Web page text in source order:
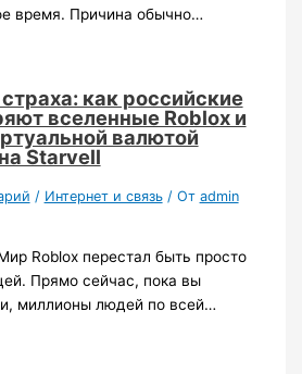
время. Причина обычно…
как российские
вселенные Roblox и
валютой
Starvell
/ Интернет и связь/ От admin
Roblox перестал быть просто
Прямо сейчас, пока вы
миллионы людей по всей…